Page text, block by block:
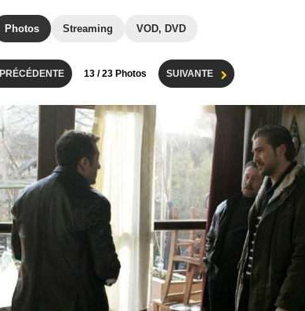
Photos Streaming VOD, DVD
PRÉCÉDENTE 13 / 23 Photos SUIVANTE